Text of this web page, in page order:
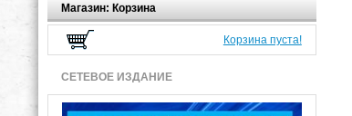
Магазин: Корзина
Корзина пуста!
СЕТЕВОЕ ИЗДАНИЕ